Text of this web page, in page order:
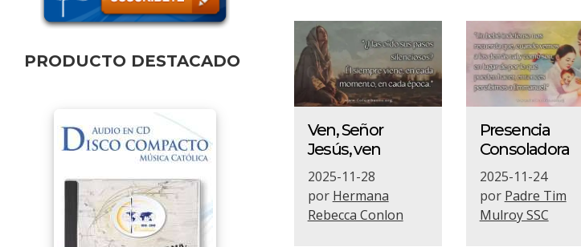
PRODUCTO DESTACADO
Ven, Señor
Jesús, ven
2025-11-28
por Hermana
Rebecca Conlon
Presencia
Consoladora
2025-11-24
por Padre Tim
Mulroy SSC